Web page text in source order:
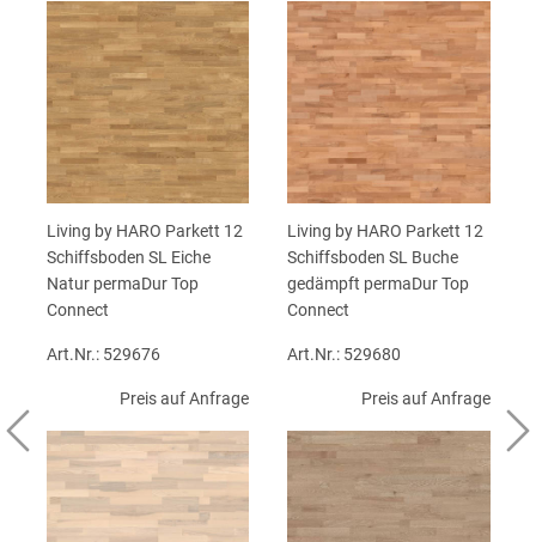
Living by HARO Parkett 12
Schiffsboden SL Eiche
Natur permaDur Top
Connect
Art.Nr.: 529676
Preis auf Anfrage
Living by HARO Parkett 12
Schiffsboden SL Buche
gedämpft permaDur Top
Connect
Art.Nr.: 529680
Preis auf Anfrage